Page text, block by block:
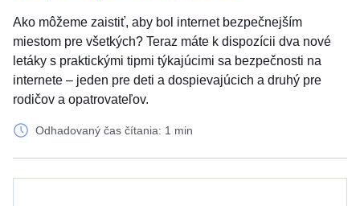
Ako môžeme zaistiť, aby bol internet bezpečnejším
miestom pre všetkých? Teraz máte k dispozícii dva nové
letáky s praktickými tipmi týkajúcimi sa bezpečnosti na
internete – jeden pre deti a dospievajúcich a druhý pre
rodičov a opatrovateľov.
Odhadovaný čas čítania: 1 min